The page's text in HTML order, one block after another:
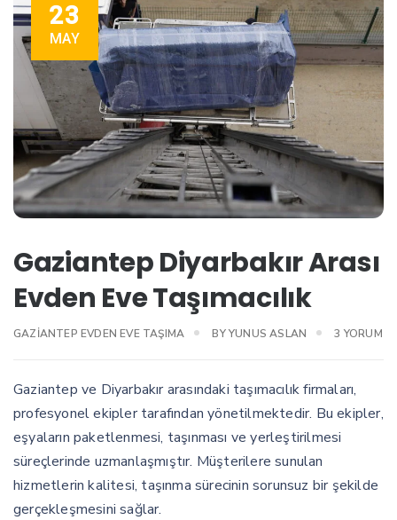
23
MAY
Gaziantep Diyarbakır Arası
Evden Eve Taşımacılık
GAZIANTEP EVDEN EVE TAŞIMA BYYUNUS ASLAN
EVDEN
IÇIN
3 YORUM
Gaziantep ve Diyarbakır arasındaki taşımacılık firmaları,
profesyonel ekipler tarafından yönetilmektedir. Bu ekipler,
eşyaların paketlenmesi, taşınması ve yerleştirilmesi
süreçlerinde uzmanlaşmıştır. Müşterilere sunulan
hizmetlerin kalitesi, taşınma sürecinin sorunsuz bir şekilde
gerçekleşmesini sağlar.